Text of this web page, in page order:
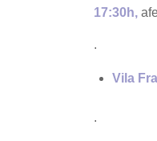
17:30h,
.
Vila
.